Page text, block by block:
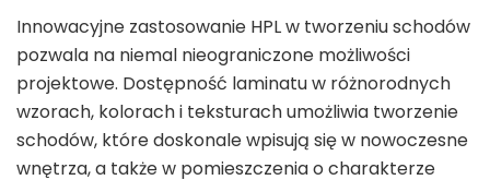
Innowacyjne zastosowanie HPL w tworzeniu schodów
pozwala na niemal nieograniczone możliwości
projektowe. Dostępność laminatu w różnorodnych
wzorach, kolorach i teksturach umożliwia tworzenie
schodów, które doskonale wpisują się w nowoczesne
wnętrza, a także w pomieszczenia o charakterze